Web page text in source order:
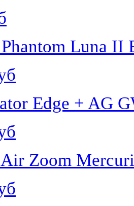
Luna II
Edge + AG
Zoom